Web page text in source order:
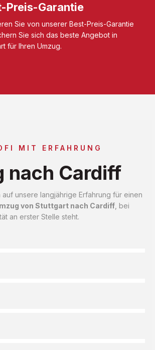
Preis-Garantie
Sie von unserer Best-Preis-Garantie
Sie sich das beste Angebot in
für Ihren Umzug.
MIT ERFAHRUNG
nach Cardiff
auf unsere langjährige Erfahrung für einen
von Stuttgart nach Cardiff , bei
an erster Stelle steht.